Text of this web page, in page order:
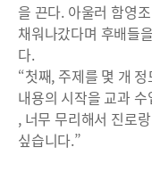
을 끈다. 아울러 함영
채워나갔다며 후배들
다.
“첫째, 주제를 몇 개
내용의 시작을 교과
, 너무 무리해서 진로
싶습니다.”